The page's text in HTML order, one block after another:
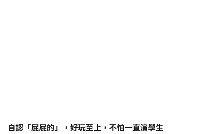
自認「屁屁的」，好玩至上，不怕一直演學生